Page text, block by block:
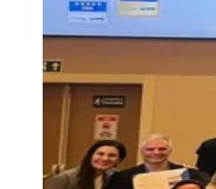
Negócios Regionais
Turismo
Segurança Regional
Hospitais Estaduais
Parques & Represas
Cidades da Região
Santana de Parnaíba Osasco
AraçariguamaCajamar
Francisco MoratoTaboão da
Para Sua Empresa